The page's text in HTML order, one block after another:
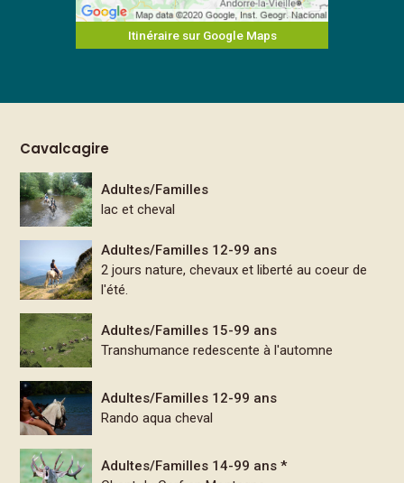
Itinéraire sur Google Maps
Cavalcagire
Adultes/Familles
lac et cheval
Adultes/Familles 12-99 ans
2 jours nature, chevaux et liberté au coeur de
l'été.
Adultes/Familles 15-99 ans
Transhumance redescente à l'automne
Adultes/Familles 12-99 ans
Rando aqua cheval
Adultes/Familles 14-99 ans *